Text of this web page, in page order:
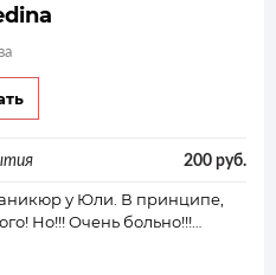
200 руб.
у Юли. В принципе,
Но!!! Очень больно!!!…